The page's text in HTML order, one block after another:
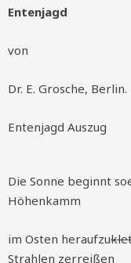
Entenjagd
von
Dr. E. Grosche, Berlin.
Entenjagd Auszug
Die Sonne beginnt
Höhenkamm
im Osten heraufzu
Strahlen zerreißen